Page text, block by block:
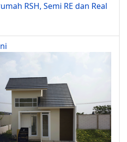
RSH, Semi RE dan Real